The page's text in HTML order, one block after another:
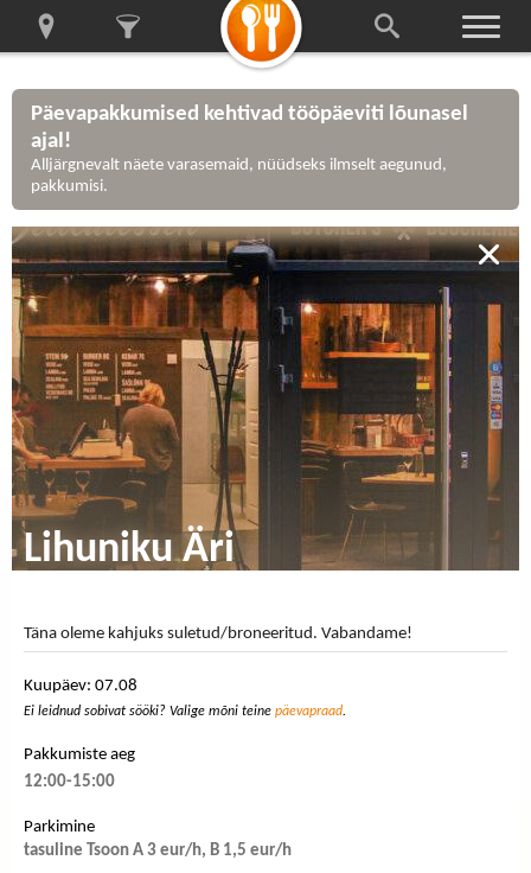
Päevapakkumised kehtivad tööpäeviti lõunasel
ajal!
Alljärgnevalt näete varasemaid, nüüdseks ilmselt aegunud,
pakkumisi.
Lihuniku Äri
Täna oleme kahjuks suletud/broneeritud. Vabandame!
Kuupäev: 07.08
Ei leidnud sobivat sööki? Valige mõni teine päevapraad.
Pakkumiste aeg
12:00-15:00
Parkimine
tasuline Tsoon A 3 eur/h, B 1,5 eur/h